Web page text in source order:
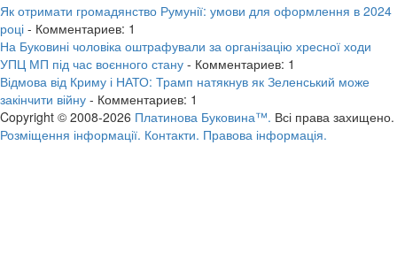
Як отримати громадянство Румунії: умови для оформлення в 2024
році - Комментариев: 1
На Буковині чоловіка оштрафували за організацію хресної ходи
УПЦ МП під час воєнного стану - Комментариев: 1
Відмова від Криму і НАТО: Трамп натякнув як Зеленський може
закінчити війну - Комментариев: 1
Copyright © 2008-2026 Платинова Буковина™. Всі права захищено.
Розміщення інформації. Контакти. Правова інформація.